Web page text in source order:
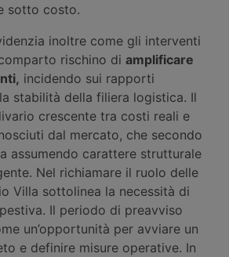
sotto costo.
inoltre come gli interventi
rischino di amplificare
incidendo sui rapporti
stabilità della filiera logistica. Il
crescente tra costi reali e
dal mercato, che secondo
assumendo carattere strutturale
Nel richiamare il ruolo delle
Villa sottolinea la necessità di
Il periodo di preavviso
un’opportunità per avviare un
e definire misure operative. In